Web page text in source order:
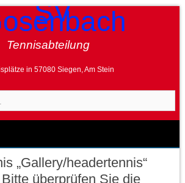
Tennisabteilung
in 57080 Siegen, Am Stein
„Gallery/headertennis“
überprüfen Sie die